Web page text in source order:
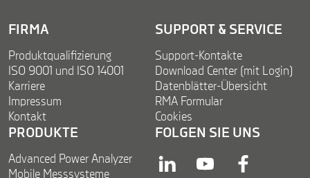
FIRMA
Produktqualifizierung
ISO 9001 und ISO 14001
Karriere
Impressum
Kontakt
SUPPORT & SERVICE
Support-Kontakte
Download Center (mit Login)
Datenblätter-Übersicht
RMA Formular
Cookies
PRODUKTE
Advanced Power Analyzer
Mobile Messsysteme
FOLGEN SIE UNS
linkedinyoutubefacebook